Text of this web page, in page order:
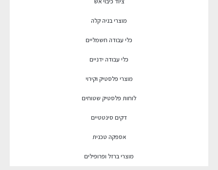
מוצרי בניה קלה
כלי עבודה חשמליים
כלי עבודה ידניים
מוצרי פלסטיק וקירוי
לוחות פלסטיק שטוחים
דקים סינטטיים
אספקה טכנית
מוצרי ברזל ופרופילים